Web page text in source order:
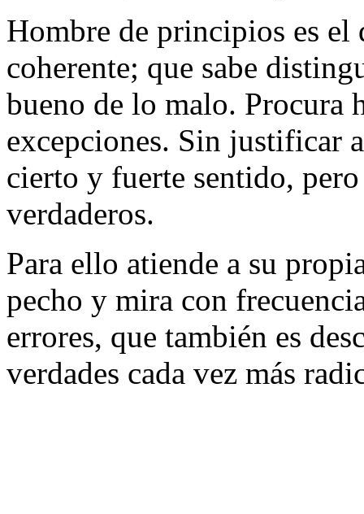
Hombre de principios es el
coherente; que sabe
bueno de lo malo. Procura
excepciones. Sin justificar
cierto y fuerte sentido,
verdaderos.
Para ello atiende a su
pecho y mira con
errores, que también es
verdades cada vez más